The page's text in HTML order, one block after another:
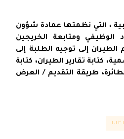
، التي نظمتها عمادة شؤون
الوظيفي ومتابعة الخريجين
الطيران إلى توجيه الطلبة إلى
كتابة تقارير الطيران، كتابة
طريقة التقديم / العرض